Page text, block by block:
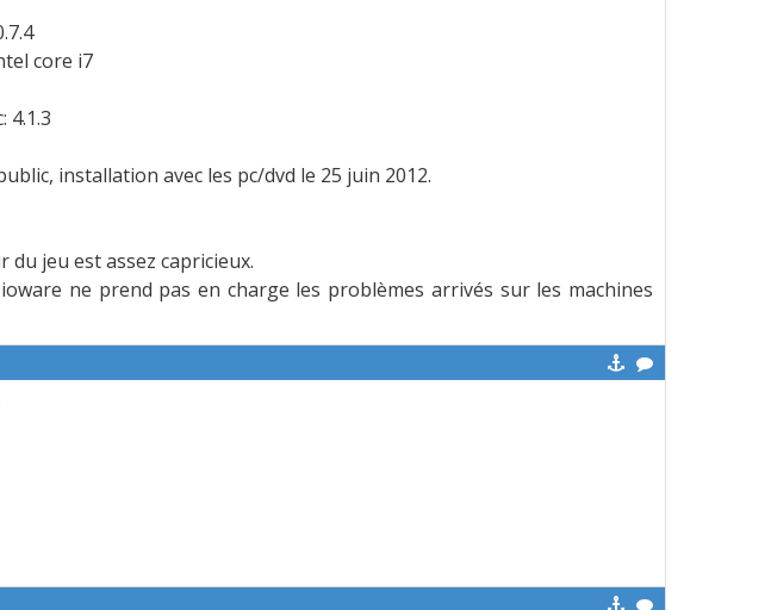
core i7
installation avec les pc/dvd le 25 juin 2012.
du jeu est assez capricieux.
ne prend pas en charge les problèmes arrivés sur les machines